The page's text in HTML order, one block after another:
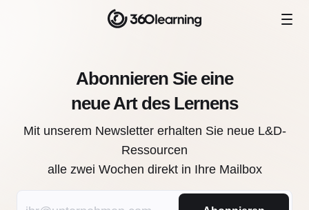
Abonnieren Sie eine
neue Art des Lernens
Mit unserem Newsletter erhalten Sie neue L&D-
Ressourcen
alle zwei Wochen direkt in Ihre Mailbox